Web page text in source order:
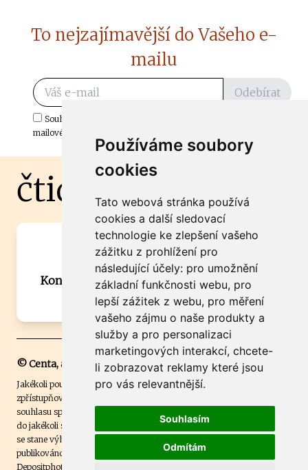
Používáme soubory
cookies
Tato webová stránka používá
cookies a další sledovací
technologie ke zlepšení vašeho
zážitku z prohlížení pro
následující účely: pro umožnění
základní funkčnosti webu, pro
lepší zážitek z webu, pro měření
vašeho zájmu o naše produkty a
služby a pro personalizaci
marketingových interakcí, chcete-
li zobrazovat reklamy které jsou
pro vás relevantnější.
Souhlasím
Odmítám
To nejzajímavější do Vašeho e-
mailu
Odebírat
Souhlasím s odběrem důležitých zpráv ze ČtiDoma.cz do mé e-
mailové schránky.
čtidoma.cz
Máte zajímavou informaci? Chcete
spolupracovat?
Kontaktujte šéfredaktora Martina Chalupu:
chalupa@ctidoma.cz
© Centa, a.s.
Jakékoli použití obsahu včetně převzetí, šíření či dalšího užití a
zpřístupňování textových či obrazových materiálů bez písemného
souhlasu společnosti Centa,a.s. je zakázáno. Čtenář svým přihlášením
do jakékoli soutěže na našem webu dává souhlas s tím, že v případě, že
se stane výhercem této soutěže, může být jeho jméno na webu
publikováno. Centa, a.s. využívala licenci ČTK a využívá fotografie z
Depositphotos